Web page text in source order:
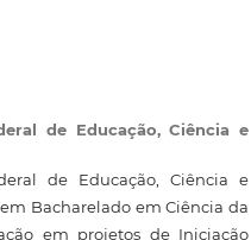
de Educação, Ciência e
de Educação, Ciência e
Bacharelado em Ciência da
em projetos de Iniciação